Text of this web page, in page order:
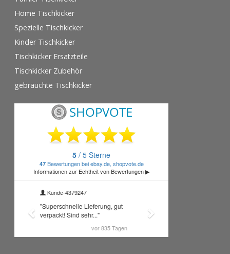
Home Tischkicker
Spezielle Tischkicker
Kinder Tischkicker
Tischkicker Ersatzteile
Tischkicker Zubehör
gebrauchte Tischkicker